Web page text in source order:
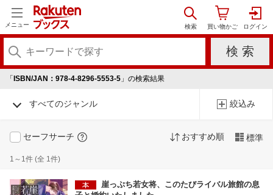
メニュー
「 ISBN/JAN：978-4-8296-5553-5 」の検索結果
すべてのジャンル 絞込み
セーフサーチ おすすめ順 標準
1～1件 (全 1件)
崖っぷち若女将、このたびライバル旅館の息